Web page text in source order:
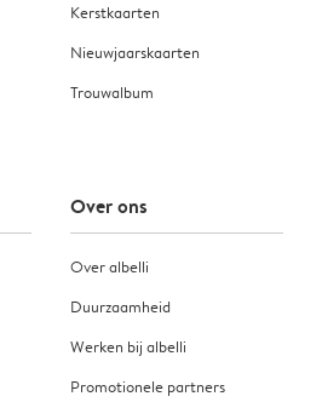
Kerstkaarten
Nieuwjaarskaarten
Trouwalbum
Over ons
Over albelli
Duurzaamheid
Werken bij albelli
Promotionele partners